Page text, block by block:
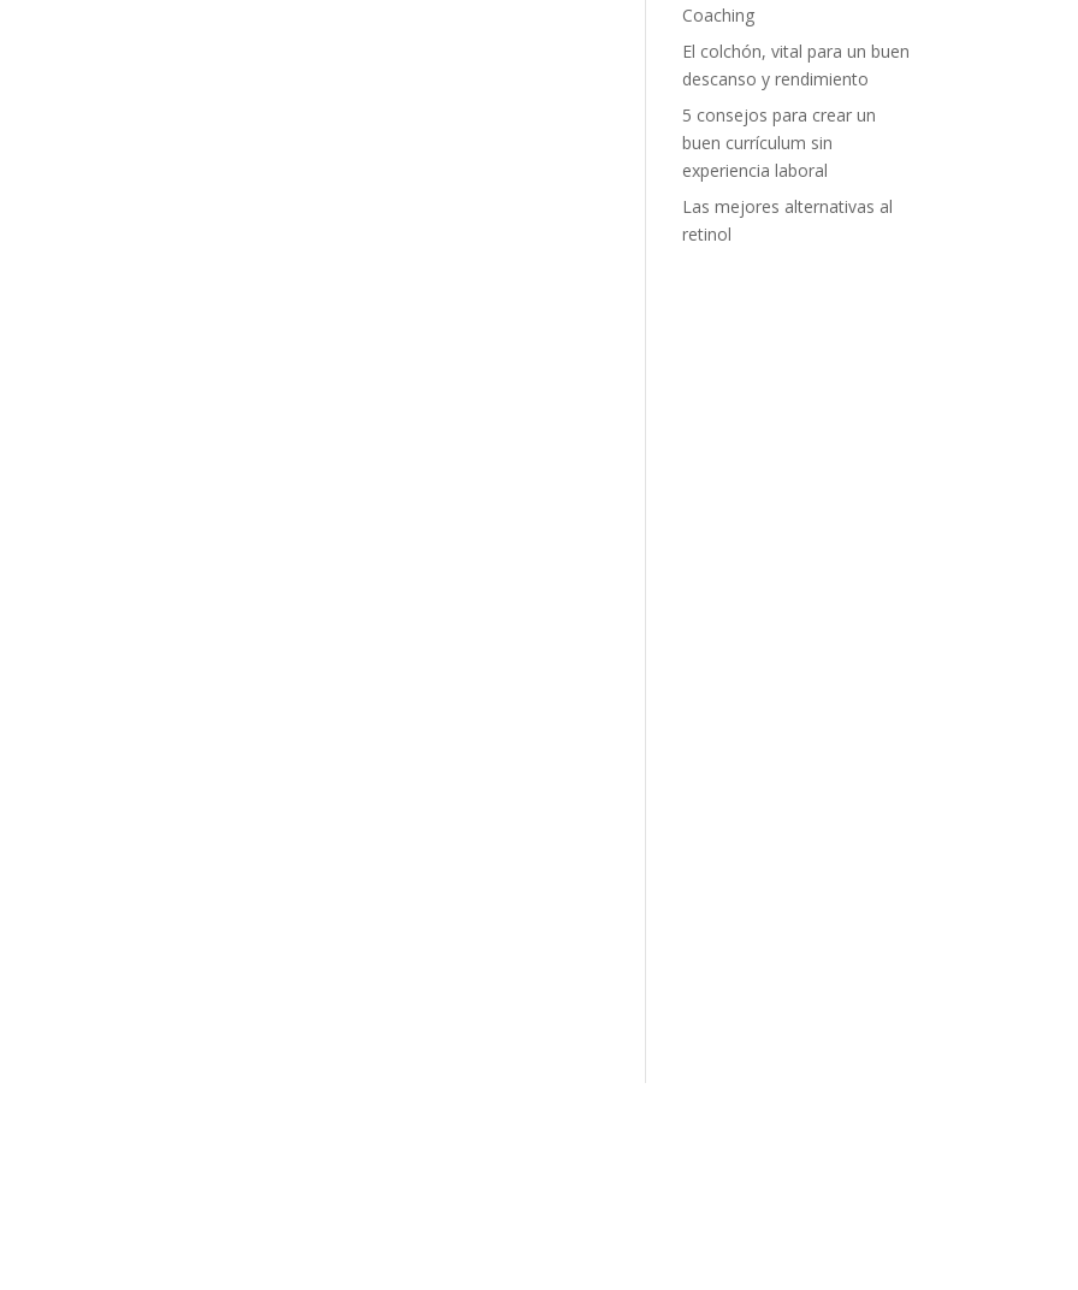
Coaching
El colchón, vital para un buen
descanso y rendimiento
5 consejos para crear un
buen currículum sin
experiencia laboral
Las mejores alternativas al
retinol